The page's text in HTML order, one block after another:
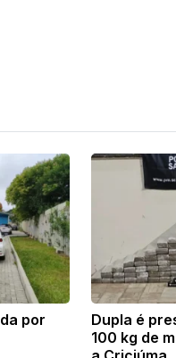
por
Dupla é
100 kg de